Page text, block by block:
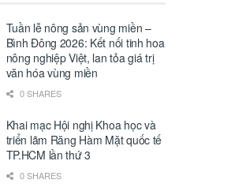
Tuần lễ nông sản vùng miền –
Bình Đông 2026: Kết nối tinh hoa
nông nghiệp Việt, lan tỏa giá trị
văn hóa vùng miền
0 SHARES
Khai mạc Hội nghị Khoa học và
triển lãm Răng Hàm Mặt quốc tế
TP.HCM lần thứ 3
0 SHARES